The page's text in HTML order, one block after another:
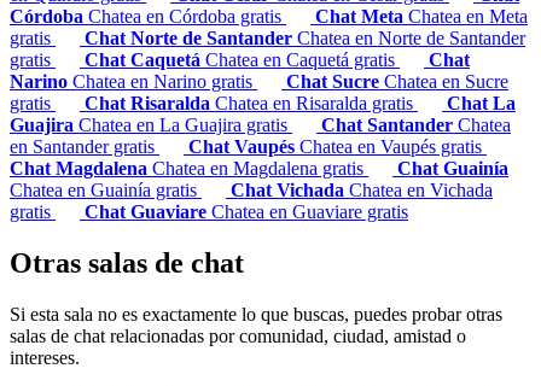
Córdoba Chatea en Córdoba gratis Chat Meta Chatea en Meta
gratis
Chat Norte de Santander Chatea en Norte de Santander
gratis
Chat Caquetá Chatea en Caquetá gratis
Chat
Narino Chatea en Narino gratis Chat Sucre Chatea en Sucre
gratis
Chat Risaralda Chatea en Risaralda gratis
Chat La
Guajira Chatea en La Guajira gratis Chat Santander Chatea
en Santander gratis
Chat Vaupés Chatea en Vaupés gratis
Chat Magdalena Chatea en Magdalena gratis
Chat Guainía
Chatea en Guainía gratis
Chat Vichada Chatea en Vichada
gratis
Chat Guaviare Chatea en Guaviare gratis
Otras salas de chat
Si esta sala no es exactamente lo que buscas, puedes probar otras
salas de chat relacionadas por comunidad, ciudad, amistad o
intereses.